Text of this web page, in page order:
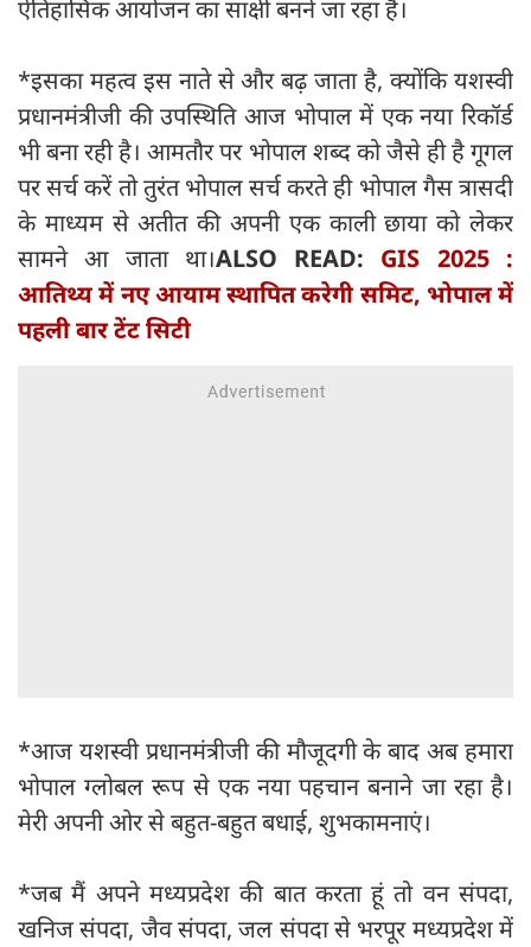
ऐतिहासिक आयोजन का साक्षी बनने जा रहा है।
*इसका महत्व इस नाते से और बढ़ जाता है, क्योंकि यशस्वी
प्रधानमंत्रीजी की उपस्थिति आज भोपाल में एक नया रिकॉर्ड
भी बना रही है। आमतौर पर भोपाल शब्द को जैसे ही है गूगल
पर सर्च करें तो तुरंत भोपाल सर्च करते ही भोपाल गैस त्रासदी
के माध्यम से अतीत की अपनी एक काली छाया को लेकर
सामने आ जाता था।ALSO READ: GIS 2025 :
आतिथ्य में नए आयाम स्थापित करेगी समिट, भोपाल में
पहली बार टेंट सिटी
*आज यशस्वी प्रधानमंत्रीजी की मौजूदगी के बाद अब हमारा
भोपाल ग्लोबल रूप से एक नया पहचान बनाने जा रहा है।
मेरी अपनी ओर से बहुत-बहुत बधाई, शुभकामनाएं।
*जब मैं अपने मध्यप्रदेश की बात करता हूं तो वन संपदा,
खनिज संपदा, जैव संपदा, जल संपदा से भरपूर मध्यप्रदेश में